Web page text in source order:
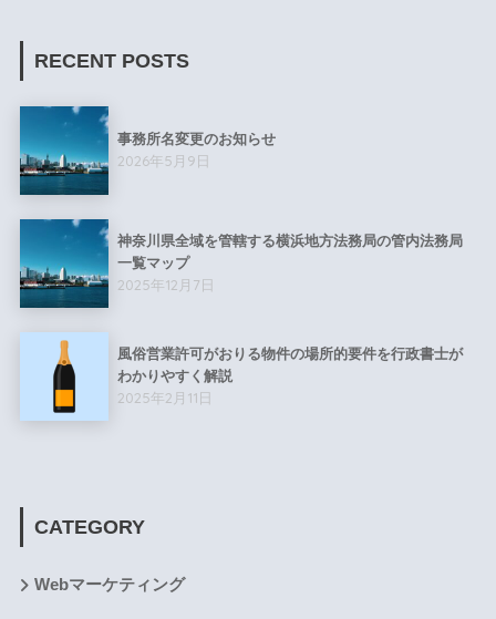
RECENT POSTS
事務所名変更のお知らせ
2026年5月9日
神奈川県全域を管轄する横浜地方法務局の管内法務局
一覧マップ
2025年12月7日
風俗営業許可がおりる物件の場所的要件を行政書士が
わかりやすく解説
2025年2月11日
CATEGORY
Webマーケティング